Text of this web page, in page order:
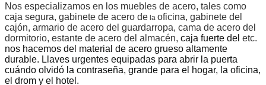
Nos especializamos en los muebles de acero, tales como
caja segura, gabinete de acero de la oficina, gabinete del
cajón, armario de acero del guardarropa, cama de acero del
dormitorio, estante de acero del almacén, caja fuerte del etc.
nos hacemos del material de acero grueso altamente
durable. Llaves urgentes equipadas para abrir la puerta
cuándo olvidó la contraseña, grande para el hogar, la oficina,
el drom y el hotel.